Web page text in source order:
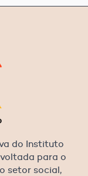
do Instituto
para o
setor social,